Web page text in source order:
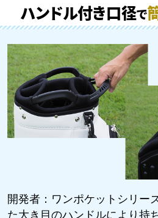
ハンドル付き口径で
開発者： ワンポケットシリー
た大き目のハンドルにより持
©2026 PING. All Rights Reserved.